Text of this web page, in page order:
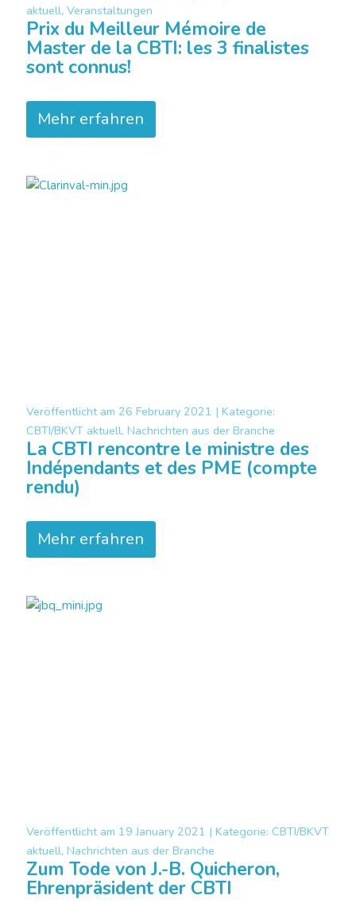
aktuell, Veranstaltungen
Prix du Meilleur Mémoire de
Master de la CBTI: les 3 finalistes
sont connus!
Mehr erfahren
Veröffentlicht am 26 February 2021 | Kategorie:
CBTI/BKVT aktuell, Nachrichten aus der Branche
La CBTI rencontre le ministre des
Indépendants et des PME (compte
rendu)
Mehr erfahren
Veröffentlicht am 19 January 2021 | Kategorie: CBTI/BKVT
aktuell, Nachrichten aus der Branche
Zum Tode von J.-B. Quicheron,
Ehrenpräsident der CBTI